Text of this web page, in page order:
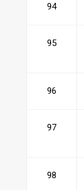
94
95
96
97
98